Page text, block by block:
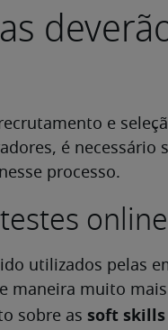
e
é necessário
processo.
online
utilizados pelas
maneira muito
sobre as soft skills